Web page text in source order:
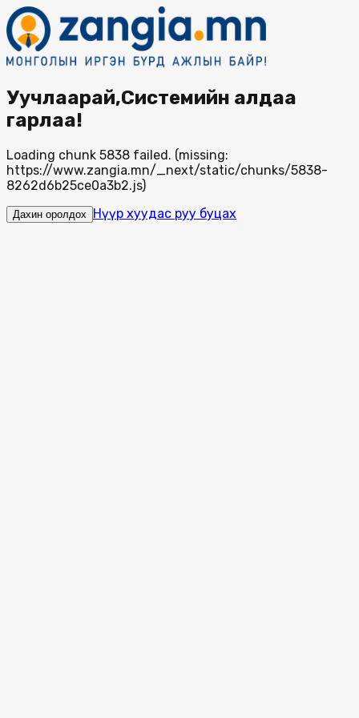
Уучлаарай,Системийн алдаа
гарлаа!
Loading chunk 5838 failed. (missing:
https://www.zangia.mn/_next/static/chunks/5838-
8262d6b25ce0a3b2.js)
Дахин оролдох Нүүр хуудас руу буцах